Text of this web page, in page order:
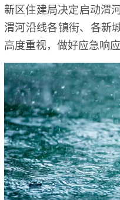
新区住建局决定启动渭
渭河沿线各镇街、各新
高度重视，做好应急响应